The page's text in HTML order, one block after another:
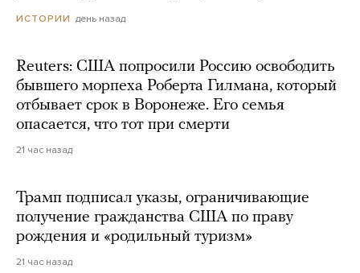
ИСТОРИИ день назад
Reuters: США попросили Россию освободить
бывшего морпеха Роберта Гилмана, который
отбывает срок в Воронеже. Его семья
опасается, что тот при смерти
21 час назад
Трамп подписал указы, ограничивающие
получение гражданства США по праву
рождения и «родильный туризм»
21 час назад